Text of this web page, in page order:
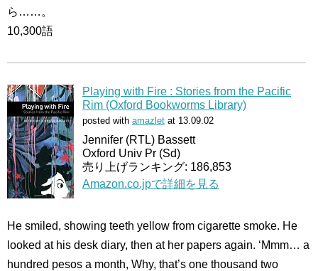
ら……。
10,300語
Playing with Fire : Stories from the Pacific
Rim (Oxford Bookworms Library)
posted with amazlet at 13.09.02
Jennifer (RTL) Bassett
Oxford Univ Pr (Sd)
売り上げランキング: 186,853
Amazon.co.jpで詳細を見る
He smiled, showing teeth yellow from cigarette smoke. He
looked at his desk diary, then at her papers again. ‘Mmm… a
hundred pesos a month, Why, that’s one thousand two